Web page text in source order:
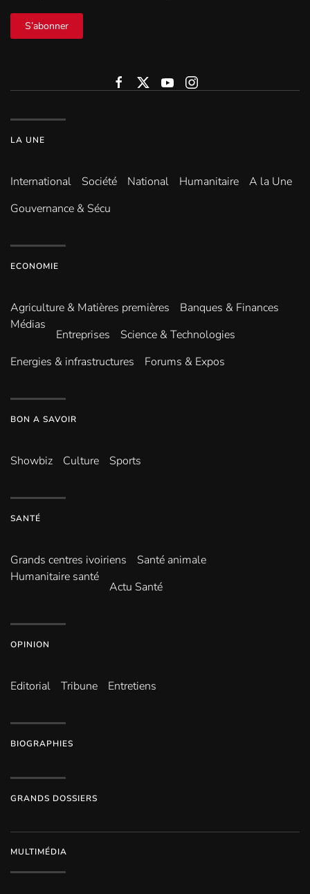
S’abonner
LA UNE
International Société National Humanitaire
A la Une
Gouvernance & Sécu
ECONOMIE
Agriculture & Matières premières
Banques & Finances
Médias
Entreprises
Science & Technologies
Energies & infrastructures
Forums & Expos
BON A SAVOIR
Showbiz Culture Sports
SANTÉ
Grands centres ivoiriens
Santé animale
Humanitaire santé
Actu Santé
OPINION
Editorial Tribune Entretiens
BIOGRAPHIES
GRANDS DOSSIERS
MULTIMÉDIA